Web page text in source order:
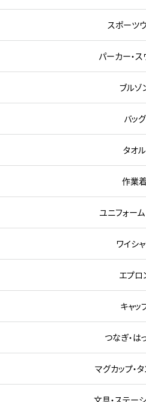
スポーツ
パーカー・ス
ブルゾ
バッグ
タオル
作業着
ユニフォーム
ワイシ
エプロ
キャッ
つなぎ・は
マグカップ・
文具・ステー